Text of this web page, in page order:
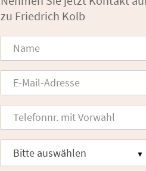
zu Friedrich Kolb